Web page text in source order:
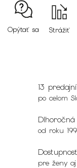
Opýtať sa Strážiť
13 predajní
po celom
od roku
pre ženy